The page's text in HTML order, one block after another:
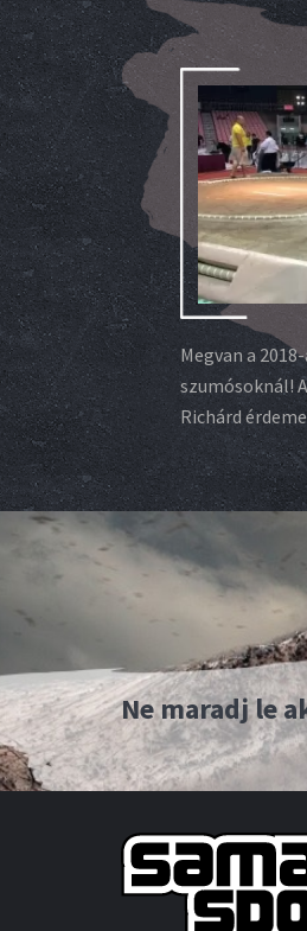
Megvan a
szumósoknál!
Richárd
Ne maradj le